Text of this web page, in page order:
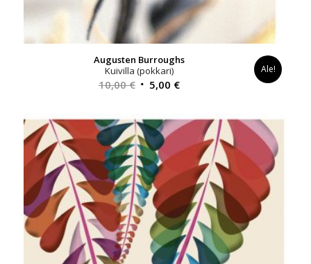
Augusten Burroughs
Kuivilla (pokkari)
10,00€ Alkuperäinen
oli:
10,00 €.
5,00 €Nykyinen
on:
5,00 €.
Ale!